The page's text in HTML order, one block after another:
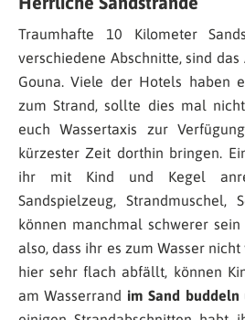
Traumhafte 10 Kilometer
verschiedene Abschnitte, sind
Gouna. Viele der Hotels haben
zum Strand, sollte dies mal
euch Wassertaxis zur
kürzester Zeit dorthin bringen.
ihr mit Kind und Kegel
Sandspielzeug, Strandmuschel,
können manchmal schwerer
also, dass ihr es zum Wasser
hier sehr flach abfällt, können
am Wasserrand im Sand buddeln